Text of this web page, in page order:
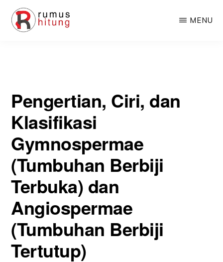
Skip
Skip
Kimia,
Biologi,
dan
Excel
MENU
Angiospermae (Tumbuhan Berbiji Tertutup)
Pengertian, Ciri, dan
Klasifikasi
Gymnospermae
(Tumbuhan Berbiji
Terbuka) dan
Angiospermae
(Tumbuhan Berbiji
Tertutup)